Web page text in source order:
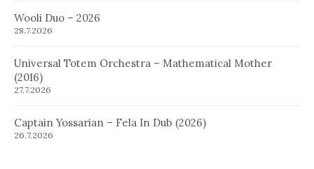
Wooli Duo – 2026
28.7.2026
Universal Totem Orchestra – Mathematical Mother
(2016)
27.7.2026
Captain Yossarian – Fela In Dub (2026)
26.7.2026